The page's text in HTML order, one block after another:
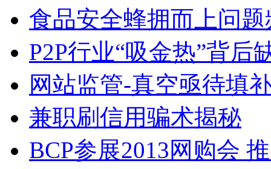
食品安全蜂拥而上问题
P2P行业“吸金热”背后
网站监管-真空亟待填
兼职刷信用骗术揭秘
BCP参展2013网购会